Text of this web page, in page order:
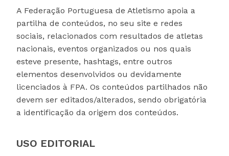
A Federação Portuguesa de Atletismo apoia a
partilha de conteúdos, no seu site e redes
sociais, relacionados com resultados de atletas
nacionais, eventos organizados ou nos quais
esteve presente, hashtags, entre outros
elementos desenvolvidos ou devidamente
licenciados à FPA. Os conteúdos partilhados não
devem ser editados/alterados, sendo obrigatória
a identificação da origem dos conteúdos.
USO EDITORIAL